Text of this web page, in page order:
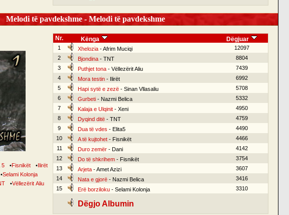
Melodi të pavdekshme - Melodi të pavdekshme
5 •Fisnikët •Ilirët
•Selami Kolonja
•Vëllezërit Aliu
Nr. Kënga Dëgjuar
1 Xhelozia- Afrim Muciqi
12097
2
Bjondina- TNT
8804
3
Puthjet tona- Vëllezërit Aliu
7439
4
Mora testin- Ilirët
6992
5
Hapi sytë e zezë- Sinan Vllasaliu
5708
6
Gurbeti- Nazmi Belica
5332
7
Kalaja e Ulqinit- Xeni
4950
8
Dyqind ditë- TNT
4759
9
Dua të vdes - Elita5
4490
10
A të kujtohet- Fisnikët
4466
11
Duro zemër- Dani
4142
12
Do të shkrihem- Fisnikët
3754
13
Arjeta- Amet Azizi
3607
14
Nata e gjorë- Nazmi Belica
3416
15
Erë borziloku- Selami Kolonja 3310
Dëgjo Albumin